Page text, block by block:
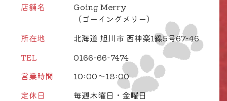
店舗名
Going Merry
（ゴーイングメリー）
所在地
北海道 旭川市 西神楽1線5号67-46
TEL
0166-66-7474
営業時間
10:00～18:00
定休日
毎週木曜日・金曜日